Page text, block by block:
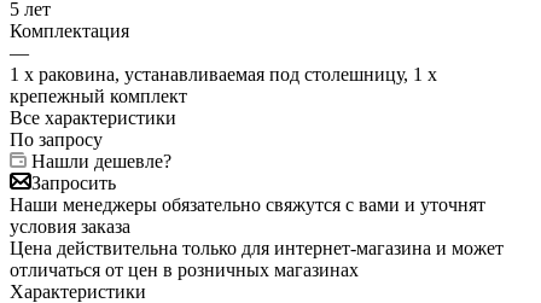
5 лет
Комплектация
—
1 x раковина, устанавливаемая под столешницу, 1 x
крепежный комплект
Все характеристики
По запросу
Нашли дешевле?
Запросить
Наши менеджеры обязательно свяжутся с вами и уточнят
условия заказа
Цена действительна только для интернет-магазина и может
отличаться от цен в розничных магазинах
Характеристики